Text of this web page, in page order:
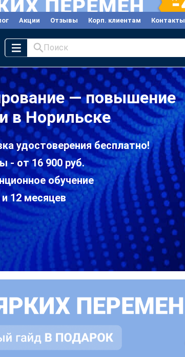
Акции Отзывы Корп. клиентам Контакты
Поиск
— повышение
в Норильске
удостоверения бесплатно!
- от 16 900 руб.
обучение
и 12 месяцев